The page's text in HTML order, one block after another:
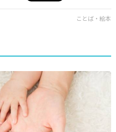
ことば・絵本